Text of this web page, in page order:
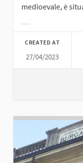
medioevale, è
CREATED AT
27/04/2023